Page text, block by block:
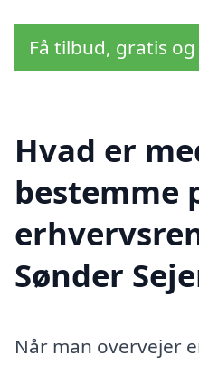
Få tilbud, gratis
Hvad er
bestemme
Sønder
Når man overvejer